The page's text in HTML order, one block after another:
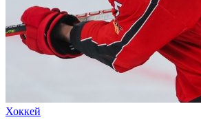
Хоккей